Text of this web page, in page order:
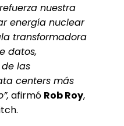
nuestra
energía nuclear
transformadora
datos,
las
centers más
afirmó Rob Roy,